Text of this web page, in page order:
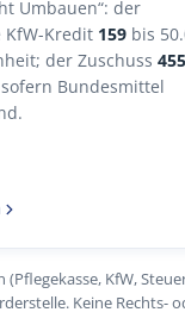
Umbauen“: der
Kredit 159 bis
der Zuschuss
Bundesmittel
KfW,
Keine Rechts-